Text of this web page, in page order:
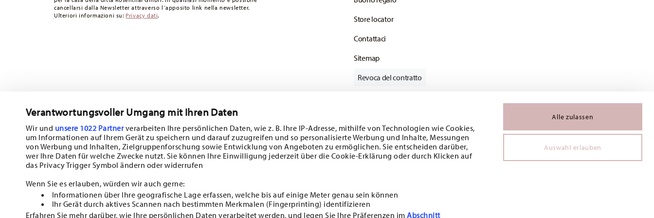
Verantwortungsvoller Umgang mit Ihren Daten
Wir und unsere 1022 Partnerverarbeiten Ihre persönlichen Daten, wie z. B. Ihre IP-Adresse, mithilfe von Technologien wie Cookies,
um Informationen auf Ihrem Gerät zu speichern und darauf zuzugreifen und so personalisierte Werbung und Inhalte, Messungen
von Werbung und Inhalten, Zielgruppenforschung sowie Entwicklung von Angeboten zu ermöglichen. Sie entscheiden darüber,
wer Ihre Daten für welche Zwecke nutzt. Sie können Ihre Einwilligung jederzeit über die Cookie-Erklärung oder durch Klicken auf
das Privacy Trigger Symbol ändern oder widerrufen
Wenn Sie es erlauben, würden wir auch gerne:
Informationen über Ihre geografische Lage erfassen, welche bis auf einige Meter genau sein können
Ihr Gerät durch aktives Scannen nach bestimmten Merkmalen (Fingerprinting) identifizieren
Erfahren Sie mehr darüber, wie Ihre persönlichen Daten verarbeitet werden, und legen Sie Ihre Präferenzen im Abschnitt
Alle zulassen
Auswahl erlauben
Fornitore del servizio di spedizione:Spediamo con UPS (consegna standard) in Italia.
Tracciabilità Riceverete un codice di tracciamento via e-mail non appena il vostro pacco verrà spedito.
cancellarsi dalla Newsletter attraverso l´apposito link nella newsletter.
Ulteriori informazioni su: Privacy dati.
Store locator
Contattaci
Sitemap
Revoca del contratto
Tieniti informato
Bellezza e funzionalità per la tua casa
Iscriviti alla nostra newsletter e ricevi il 10% di sconto!
Tieniti informato su novità, tendenze e offerte speciali.
Insert your email to register for the newsletters
ISCRIVITIi